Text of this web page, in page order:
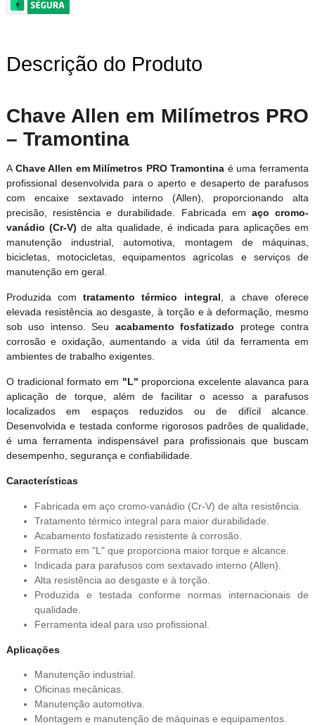
Descrição do Produto
Chave Allen em Milímetros PRO
– Tramontina
AChave Allen em Milímetros PRO Tramontina é uma ferramenta
profissional desenvolvida para o aperto e desaperto de parafusos
com encaixe sextavado interno (Allen), proporcionando alta
precisão, resistência e durabilidade. Fabricada em aço cromo-
vanádio (Cr-V) de alta qualidade, é indicada para aplicações em
manutenção industrial, automotiva, montagem de máquinas,
bicicletas, motocicletas, equipamentos agrícolas e serviços de
manutenção em geral.
Produzida comtratamento térmico integral, a chave oferece
elevada resistência ao desgaste, à torção e à deformação, mesmo
sob uso intenso. Seu acabamento fosfatizado protege contra
corrosão e oxidação, aumentando a vida útil da ferramenta em
ambientes de trabalho exigentes.
O tradicional formato em "L" proporciona excelente alavanca para
aplicação de torque, além de facilitar o acesso a parafusos
localizados em espaços reduzidos ou de difícil alcance.
Desenvolvida e testada conforme rigorosos padrões de qualidade,
é uma ferramenta indispensável para profissionais que buscam
desempenho, segurança e confiabilidade.
Características
Fabricada em aço cromo-vanádio (Cr-V) de alta resistência.
Tratamento térmico integral para maior durabilidade.
Acabamento fosfatizado resistente à corrosão.
Formato em "L" que proporciona maior torque e alcance.
Indicada para parafusos com sextavado interno (Allen).
Alta resistência ao desgaste e à torção.
Produzida e testada conforme normas internacionais de
qualidade.
Ferramenta ideal para uso profissional.
Aplicações
Manutenção industrial.
Oficinas mecânicas.
Manutenção automotiva.
Montagem e manutenção de máquinas e equipamentos.